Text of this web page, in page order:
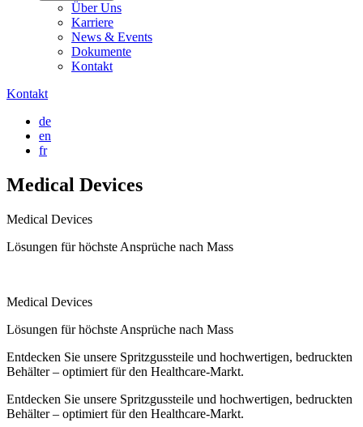
Über Uns
Karriere
News & Events
Dokumente
Kontakt
Kontakt
de
en
fr
Medical Devices
Medical Devices
Lösungen für höchste Ansprüche nach Mass
Medical Devices
Lösungen für höchste Ansprüche nach Mass
Entdecken Sie unsere Spritzgussteile und hochwertigen, bedruckten
Behälter – optimiert für den Healthcare-Markt.
Entdecken Sie unsere Spritzgussteile und hochwertigen, bedruckten
Behälter – optimiert für den Healthcare-Markt.